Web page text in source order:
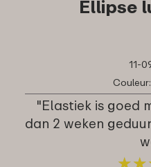
Ellipse
11-
"Elastiek is goed
dan 2 weken
★★
★★